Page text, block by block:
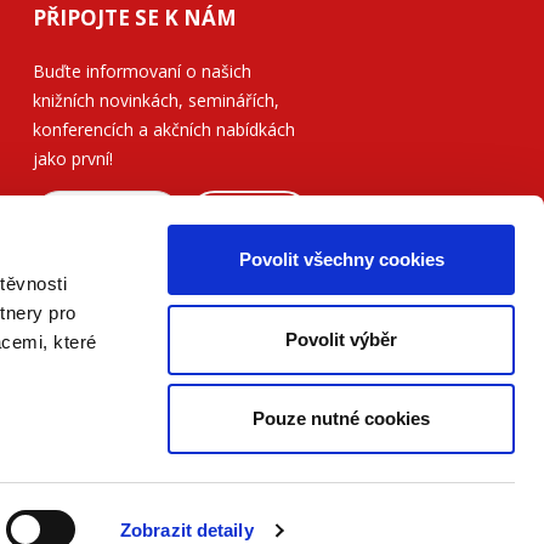
pro
které
Zobrazit detaily
Povolit všechny cookies
Povolit výběr
Pouze nutné cookies
PŘIPOJTE SE K NÁM
Buďte informovaní o našich
knižních novinkách, seminářích,
konferencích a akčních nabídkách
jako první!
Přečtěte si, jak naše nakladatelství
nakládá s Vašimi
osobními údaji.